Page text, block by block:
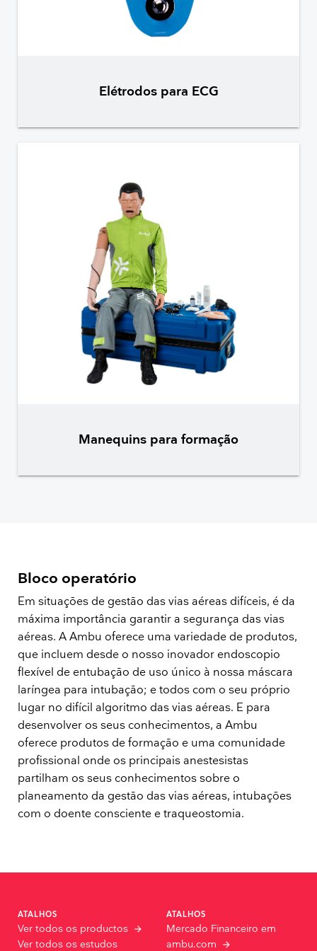
Elétrodos para ECG
Manequins para formação
Bloco operatório
Em situações de gestão das vias aéreas difíceis, é da
máxima importância garantir a segurança das vias
aéreas. A Ambu oferece uma variedade de produtos,
que incluem desde o nosso inovador endoscopio
flexível de entubação de uso único à nossa máscara
laríngea para intubação; e todos com o seu próprio
lugar no difícil algoritmo das vias aéreas. E para
desenvolver os seus conhecimentos, a Ambu
oferece produtos de formação e uma comunidade
profissional onde os principais anestesistas
partilham os seus conhecimentos sobre o
planeamento da gestão das vias aéreas, intubações
com o doente consciente e traqueostomia.
ATALHOS
Ver todos os productos
Ver todos os estudos
ATALHOS
Mercado Financeiro em
ambu.com